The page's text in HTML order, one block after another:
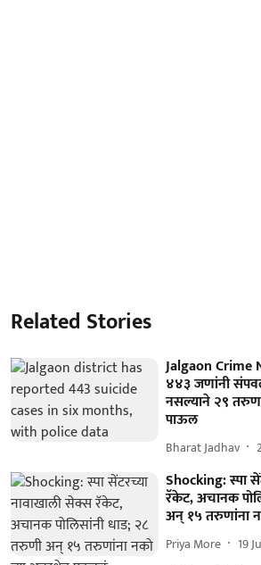
Related Stories
Jalgaon Crime
४४३ जणांनी
नसल्याने २९
पाऊल
Bharat Jadhav
Shocking: स्पा
रॅकेट, अचानक
अन् १५ तरुणांना
Priya More 19